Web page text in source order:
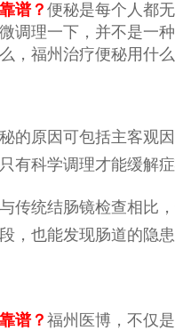
谱？ 便秘是每个人都
调理一下，并不是一
，福州治疗便秘用什
的原因可包括主客观
有科学调理才能缓解
传统结肠镜检查相比
，也能发现肠道的隐
谱？ 福州医博，不仅